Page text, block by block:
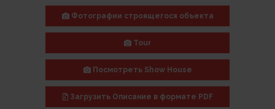
Фотографии строящегося объекта
Tour
Посмотреть Show House
Загрузить Описание в формате PDF